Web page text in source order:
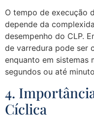
O tempo de execução
depende da
desempenho do CLP.
de varredura pode ser
enquanto em sistemas
segundos ou até
4.
Cíclica